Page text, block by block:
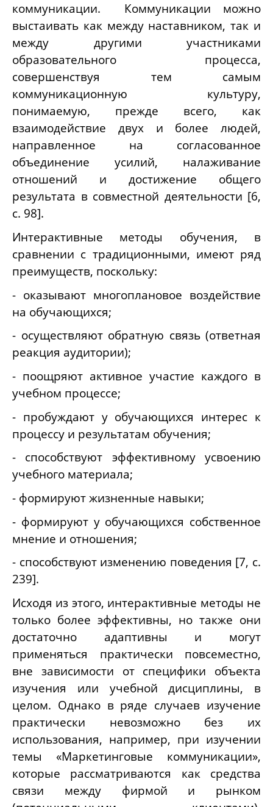
коммуникации. Коммуникации можно
выстаивать как между наставником, так и
между другими участниками
образовательного процесса,
совершенствуя тем самым
коммуникационную культуру,
понимаемую, прежде всего, как
взаимодействие двух и более людей,
направленное на согласованное
объединение усилий, налаживание
отношений и достижение общего
результата в совместной деятельности [6,
с. 98].
Интерактивные методы обучения, в
сравнении с традиционными, имеют ряд
преимуществ, поскольку:
- оказывают многоплановое воздействие
на обучающихся;
- осуществляют обратную связь (ответная
реакция аудитории);
- поощряют активное участие каждого в
учебном процессе;
- пробуждают у обучающихся интерес к
процессу и результатам обучения;
- способствуют эффективному усвоению
учебного материала;
- формируют жизненные навыки;
- формируют у обучающихся собственное
мнение и отношения;
- способствуют изменению поведения [7, с.
239].
Исходя из этого, интерактивные методы не
только более эффективны, но также они
достаточно адаптивны и могут
применяться практически повсеместно,
вне зависимости от специфики объекта
изучения или учебной дисциплины, в
целом. Однако в ряде случаев изучение
практически невозможно без их
использования, например, при изучении
темы «Маркетинговые коммуникации»,
которые рассматриваются как средства
связи между фирмой и рынком